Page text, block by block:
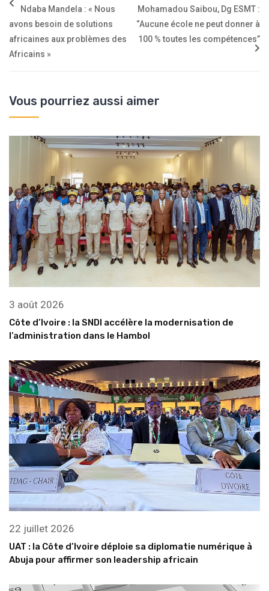
Ndaba Mandela : « Nous
avons besoin de solutions
africaines aux problèmes des
Africains »
Mohamadou Saibou, Dg ESMT :
“Aucune école ne peut donner à
100 % toutes les compétences”
Vous pourriez aussi aimer
3 août 2026
Côte d’Ivoire : la SNDI accélère la modernisation de
l’administration dans le Hambol
22 juillet 2026
UAT : la Côte d’Ivoire déploie sa diplomatie numérique à
Abuja pour affirmer son leadership africain